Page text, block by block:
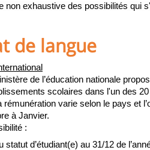
non exhaustive des possibilités qui
de langue
de l’éducation nationale
scolaires dans l'un des
rémunération varie selon le pays et
à Janvier.
:
statut d’étudiant(e) au 31/12 de